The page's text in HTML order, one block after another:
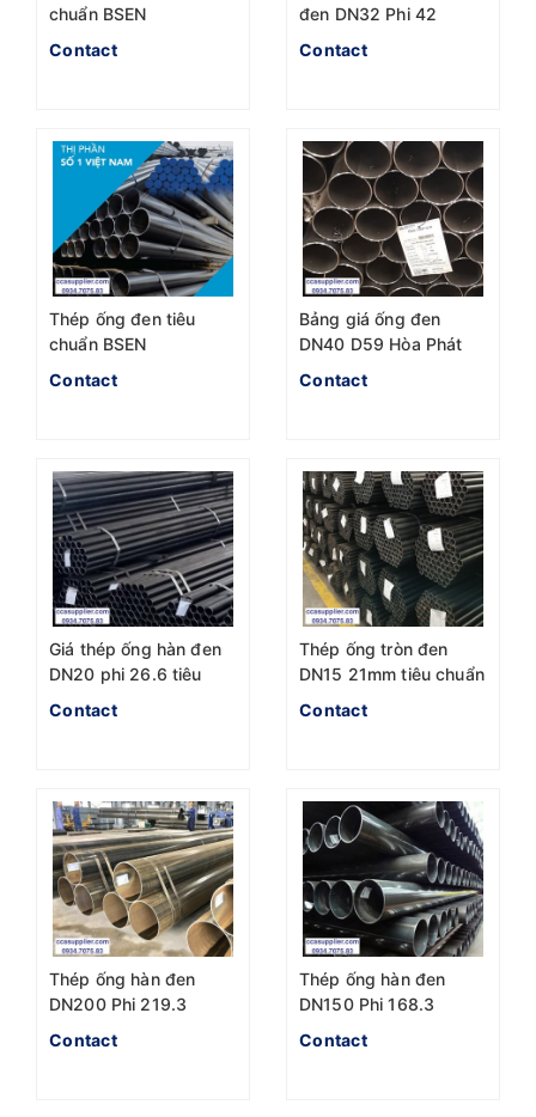
chuẩn BSEN
1055:2004 Phi 76 mới
nhất hôm nay
Contact
đen DN32 Phi 42
Chuẩn BS 1387-1985
Contact
Thép ống đen tiêu
chuẩn BSEN
10255:2004 Hòa phát
DN25 Phi 33.4
Contact
Bảng giá ống đen
DN40 D59 Hòa Phát
Seah chuẩn BSEN
1387-1985 2023
Contact
Giá thép ống hàn đen
DN20 phi 26.6 tiêu
chuẩn BSEN
1387:1985 Hòa Phát
Contact
Thép ống tròn đen
DN15 21mm tiêu chuẩn
BSEN
Contact
Thép ống hàn đen
DN200 Phi 219.3
ASTM A53 Hòa Phát
Contact
Thép ống hàn đen
DN150 Phi 168.3
ASTM A53 Hòa Phát
Contact